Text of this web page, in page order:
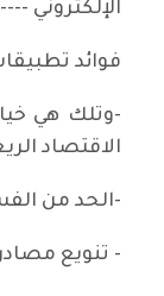
الإلكتروني ----
فوائد
-وتلك هي
الاقتصاد
-الحد من
- تنويع